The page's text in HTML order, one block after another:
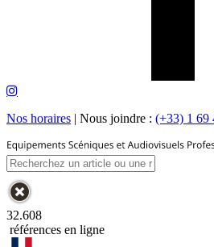
Nos horaires | Nous joindre : (+33) 1 69
32.608
références en ligne